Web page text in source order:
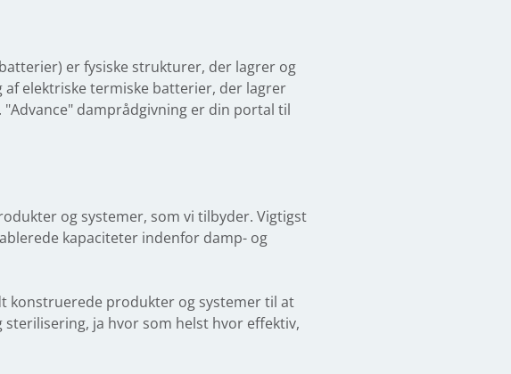
er fysiske strukturer, der lagrer og
elektriske termiske batterier, der lagrer
damprådgivning er din portal til
og systemer, som vi tilbyder. Vigtigst
kapaciteter indenfor damp- og
konstruerede produkter og systemer til at
ja hvor som helst hvor effektiv,